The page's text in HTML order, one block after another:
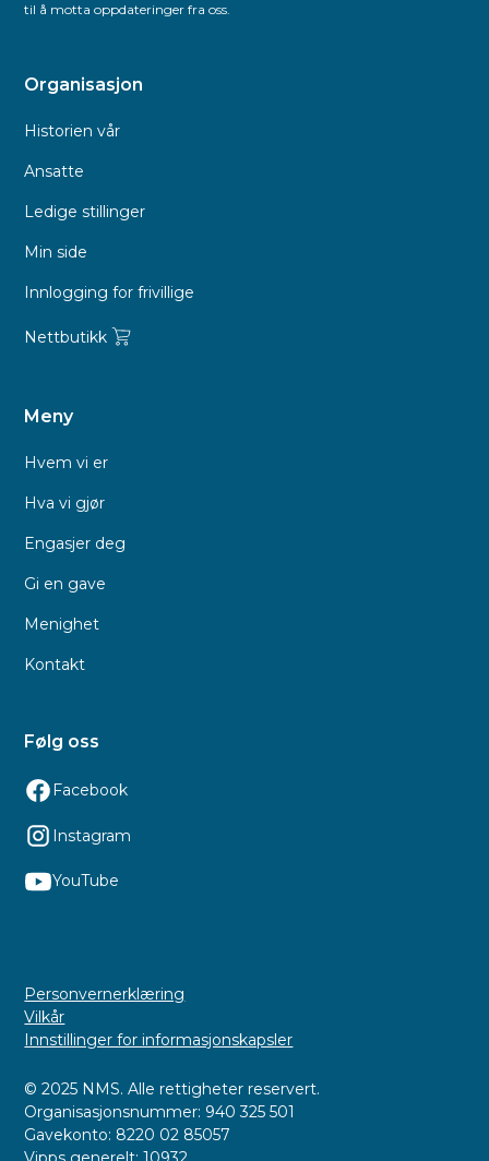
til å motta oppdateringer fra oss.
Organisasjon
Historien vår
Ansatte
Ledige stillinger
Min side
Innlogging for frivillige
Nettbutikk
Meny
Hvem vi er
Hva vi gjør
Engasjer deg
Gi en gave
Menighet
Kontakt
Følg oss
Facebook
Instagram
YouTube
© 2025 NMS. Alle rettigheter reservert.
Organisasjonsnummer: 940 325 501
Gavekonto: 8220 02 85057
Personvernerklæring
Vilkår
Innstillinger for informasjonskapsler